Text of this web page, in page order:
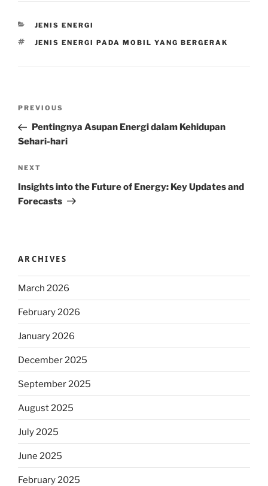
CATEGORIES
JENIS ENERGI
TAGS
JENIS ENERGI PADA MOBIL YANG BERGERAK
Previous
Post
PREVIOUS
Pentingnya Asupan Energi dalam Kehidupan
Sehari-hari
Next
Post
NEXT
Insights into the Future of Energy: Key Updates and
Forecasts
ARCHIVES
March 2026
February 2026
January 2026
December 2025
September 2025
August 2025
July 2025
June 2025
February 2025